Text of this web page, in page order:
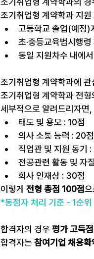
조기취업형 계약학과 지
고등학교 졸업(예정)
초·중등교육법시행
동일 지원차수 내에
조기취업형 계약학과에
조기취업형 계약학과 전형
세부적으로 알려드리자면,
태도 및 용모 : 10점
의사 소통 능력 : 20점
직업관 및 지원 동기
전공관련 활동 및 자
회사 인재상 : 30점
이렇게 전형 총점 100점
*동점자 처리 기준 - 1순
합격자의 경우 평가 고득
합격자는 참여기업 채용